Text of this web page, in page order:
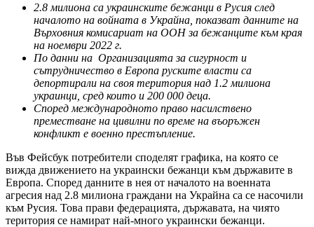
2.8 милиона са украинските бежанци в Русия след
началото на войната в Украйна, показват данните на
Върховния комисариат на ООН за бежанците към края
на ноември 2022 г.
По данни на Организацията за сигурност и
сътрудничество в Европа руските власти са
депортирали на своя територия над 1.2 милиона
украинци, сред които и 200 000 деца.
Според международното право насилствено
преместване на цивилни по време на въоръжен
конфликт е военно престъпление.
Във Фейсбук потребители споделят графика, на която се
вижда движението на украински бежанци към държавите в
Европа. Според данните в нея от началото на военната
агресия над 2.8 милиона граждани на Украйна са се насочили
към Русия. Това прави федерацията, държавата, на чиято
територия се намират най-много украински бежанци.